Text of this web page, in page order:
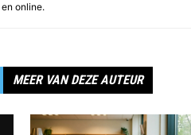
online.
MEER VAN DEZE AUTEUR